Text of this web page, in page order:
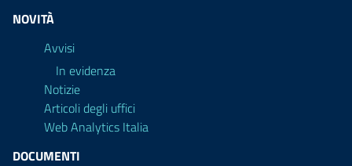
NOVITÀ
Avvisi
In evidenza
Notizie
Articoli degli uffici
Web Analytics Italia
DOCUMENTI